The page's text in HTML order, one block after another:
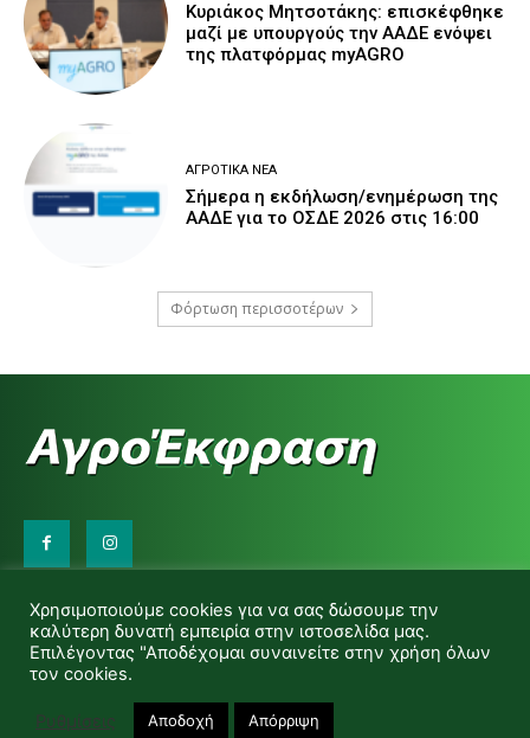
Κυριάκος Μητσοτάκης: επισκέφθηκε
μαζί με υπουργούς την ΑΑΔΕ ενόψει
της πλατφόρμας myAGRO
ΑΓΡΟΤΙΚΆ ΝΈΑ
Σήμερα η εκδήλωση/ενημέρωση της
ΑΑΔΕ για το ΟΣΔΕ 2026 στις 16:00
Φόρτωση περισσοτέρων
d.makas@yahoo.gr
info@agrofitro.gr
Μακάς Ντίνος
Χρησιμοποιούμε cookies για να σας δώσουμε την
καλύτερη δυνατή εμπειρία στην ιστοσελίδα μας.
Επιλέγοντας "Αποδέχομαι συναινείτε στην χρήση όλων
τον cookies.
Ρυθμίσεις Αποδοχή Απόρριψη